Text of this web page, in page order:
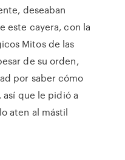
deseaban
este cayera, con la
Mitos de las
de su orden,
por saber cómo
así que le pidió a
aten al mástil